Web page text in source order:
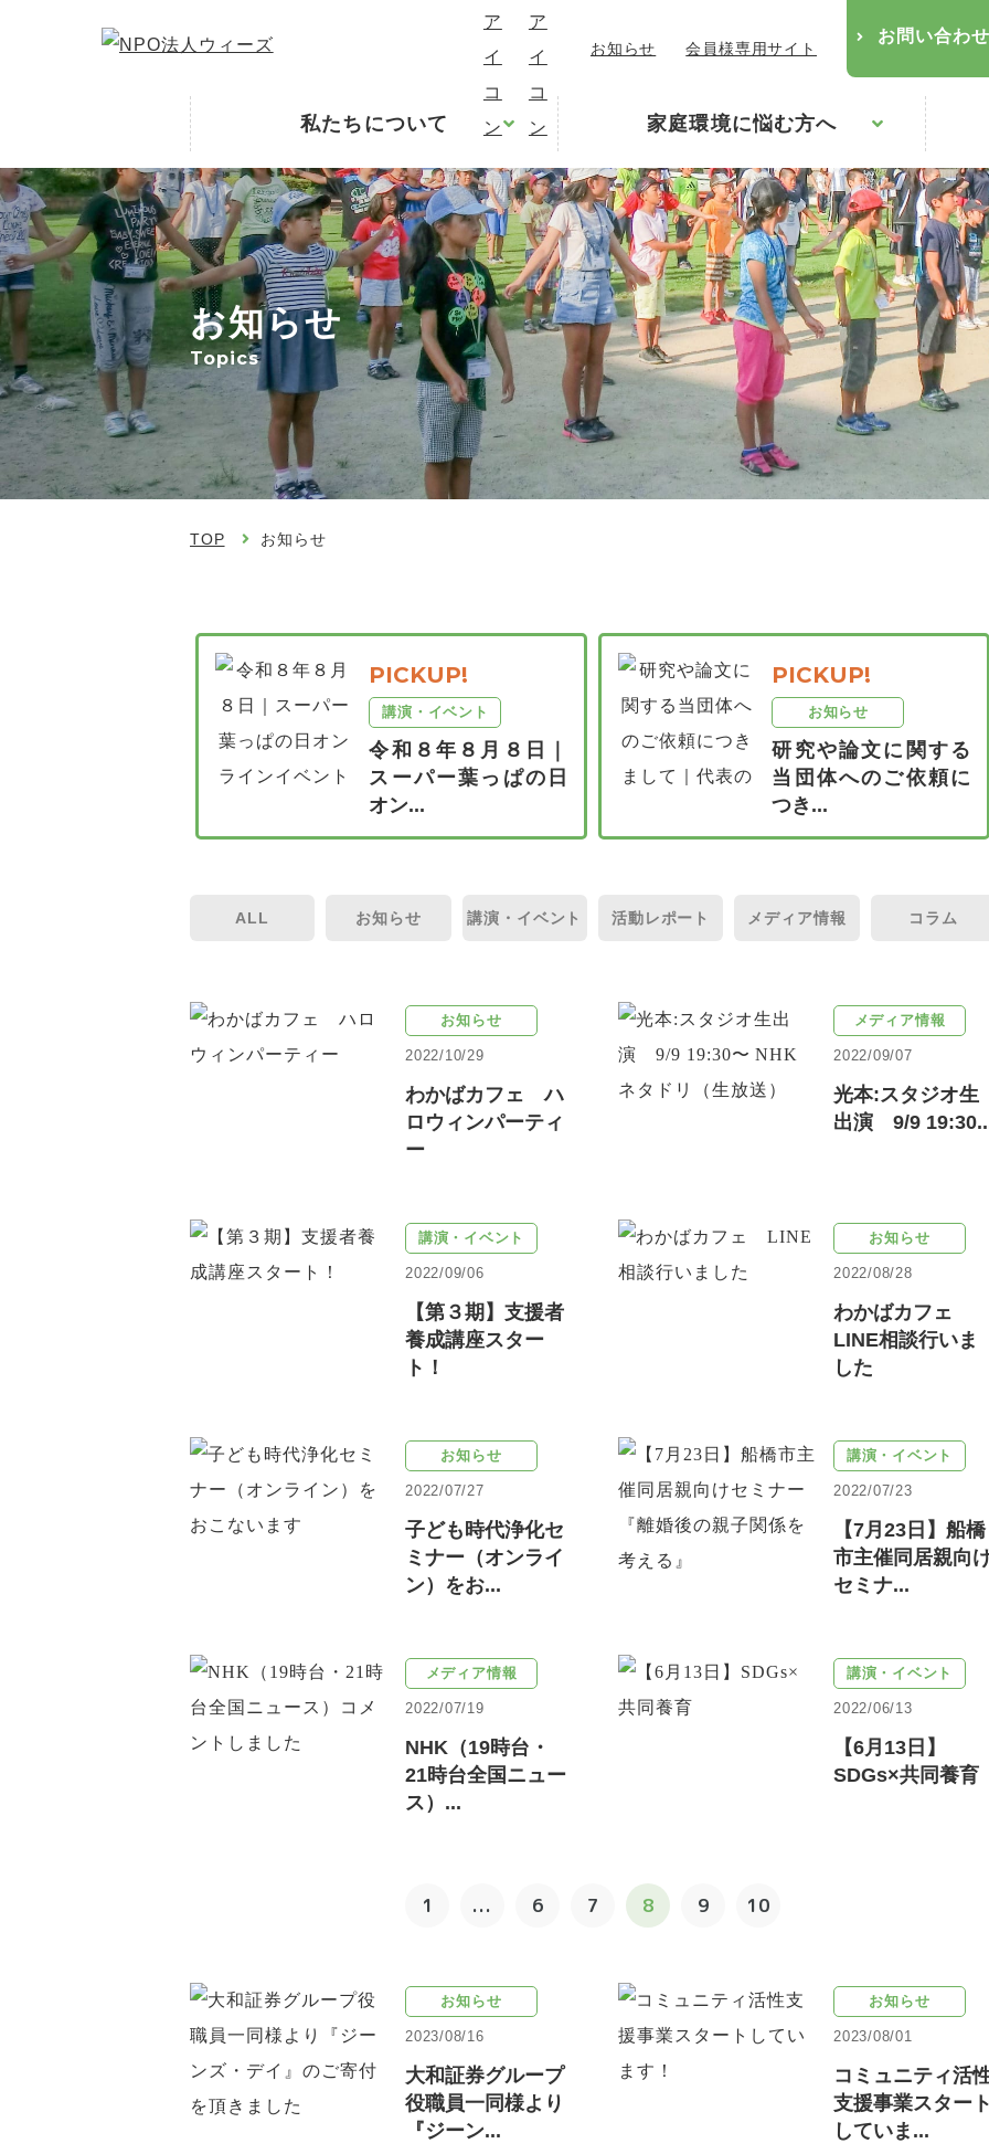
お知らせ 会員様専用サイト
お問い合わせ
私たちについて 家庭環境に悩む方へ
お知らせ
Topics
TOP お知らせ
PICKUP!
講演・イベント
令和８年８月８日｜
スーパー葉っぱの日
オン...
PICKUP!
お知らせ
研究や論文に関する
当団体へのご依頼に
つき...
ALL お知らせ 講演・ イベント 活動レポート メディア情報 コラム
お知らせ
2022/10/29
わかばカフェ ハ
ロウィンパーティ
ー
メディア情報
2022/09/07
光本:スタジオ生
出演 9/9
講演・イベント
2022/09/06
【第３期】支援者
養成講座スター
ト！
お知らせ
2022/08/28
わかばカフェ
LINE相談行いま
した
お知らせ
2022/07/27
子ども時代浄化セ
ミナー（オンライ
ン）をお...
講演・イベント
2022/07/23
【7月23日】船橋
市主催同居親向
セミナ...
メディア情報
2022/07/19
NHK（19時台・
21時台全国ニュー
ス）...
講演・イベント
2022/06/13
【6月13日】
SDGs×共同養育
1 ... 6 7 8 9 10
お知らせ
2023/08/16
大和証券グループ
役職員一同様より
『ジーン...
お知らせ
2023/08/01
コミュニティ活
支援事業スタート
していま...